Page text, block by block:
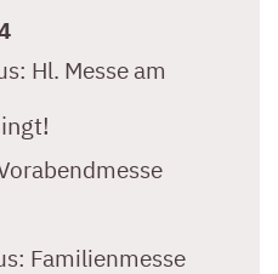
Hl. Messe am
Familienmesse